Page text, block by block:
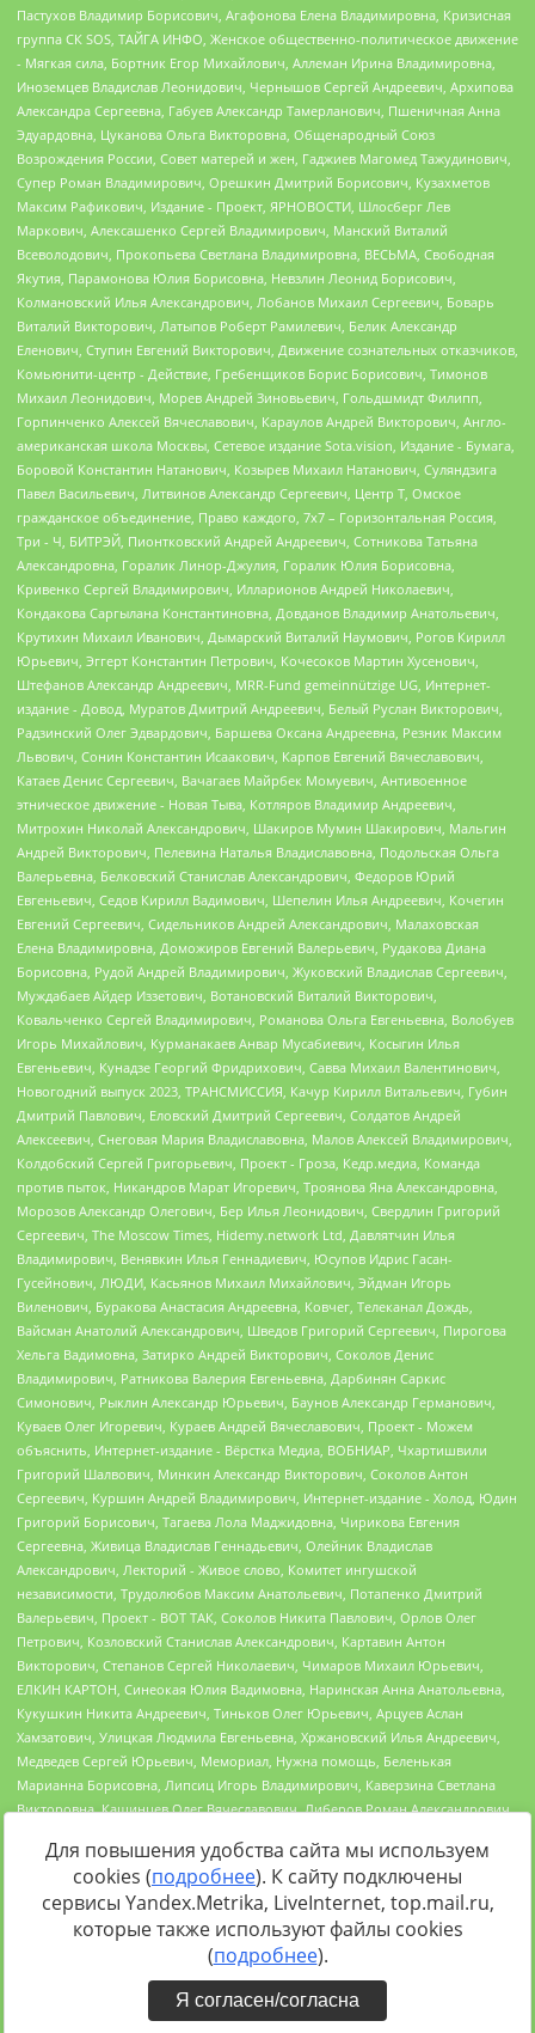
Источник:https://minjust.gov.ru/uploaded/files/reestr-
inostrannyih-agentov-22-03-2024.pdfданные на22.03.2024
Для повышения удобства сайта мы используем
cookies (подробнее). К сайту подключены
сервисы Yandex.Metrika, LiveInternet, top.mail.ru,
которые также используют файлы cookies
(подробнее).
Я согласен/согласна